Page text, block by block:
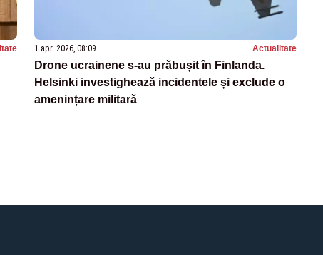
1 apr. 2026, 08:09 Actualitate
Drone ucrainene s-au prăbușit în Finlanda.
Helsinki investighează incidentele și exclude o
amenințare militară